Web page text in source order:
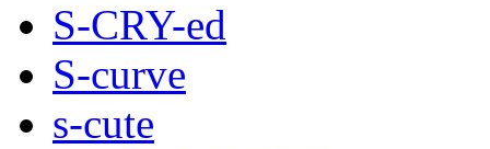
S-CRY-ed
S-curve
s-cute